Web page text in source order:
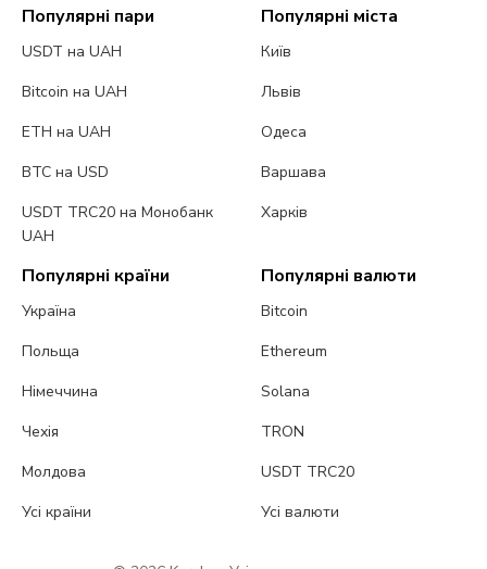
Популярні пари
USDT на UAH
Bitcoin на UAH
ETH на UAH
BTC на USD
USDT TRC20 на Монобанк
UAH
Популярні міста
Київ
Львів
Одеса
Варшава
Харків
Популярні країни
Україна
Польща
Німеччина
Чехія
Молдова
Усі країни
Популярні валюти
Bitcoin
Ethereum
Solana
TRON
USDT TRC20
Усі валюти